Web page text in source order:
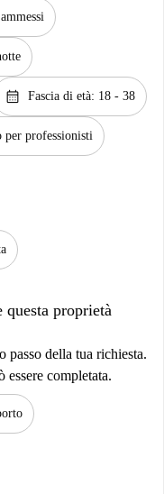
calendar_month Fascia di età: 18 - 38
per professionisti
questa proprietà
passo della tua richiesta.
essere completata.